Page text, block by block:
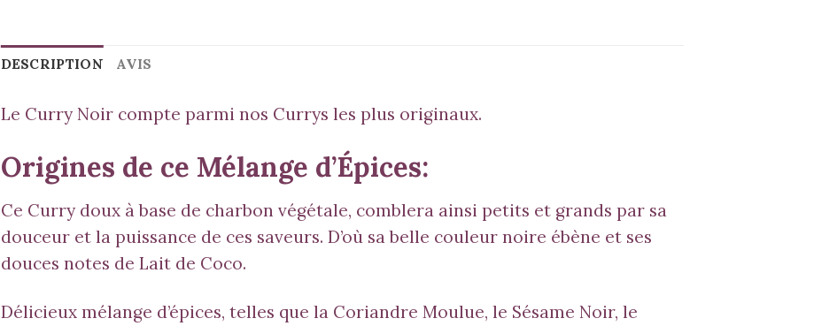
DESCRIPTION AVIS
Le Curry Noir compte parmi nos Currys les plus originaux.
Origines de ce Mélange d’Épices:
Ce Curry doux à base de charbon végétale, comblera ainsi petits et grands par sa
douceur et la puissance de ces saveurs. D’où sa belle couleur noire ébène et ses
douces notes de Lait de Coco.
Délicieux mélange d’épices, telles que la Coriandre Moulue, le Sésame Noir, le